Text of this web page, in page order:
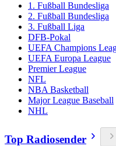
1. Fußball Bundesliga
2. Fußball Bundesliga
3. Fußball Liga
DFB-Pokal
UEFA Champions
UEFA Europa League
Premier League
NFL
NBA Basketball
Major League Baseball
NHL
Top Radiosender